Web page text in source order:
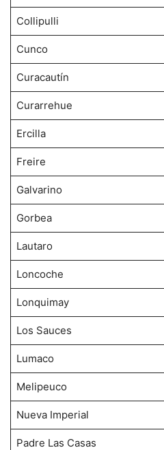
Collipulli
Cunco
Curacautín
Curarrehue
Ercilla
Freire
Galvarino
Gorbea
Lautaro
Loncoche
Lonquimay
Los Sauces
Lumaco
Melipeuco
Nueva Imperial
Padre Las Casas